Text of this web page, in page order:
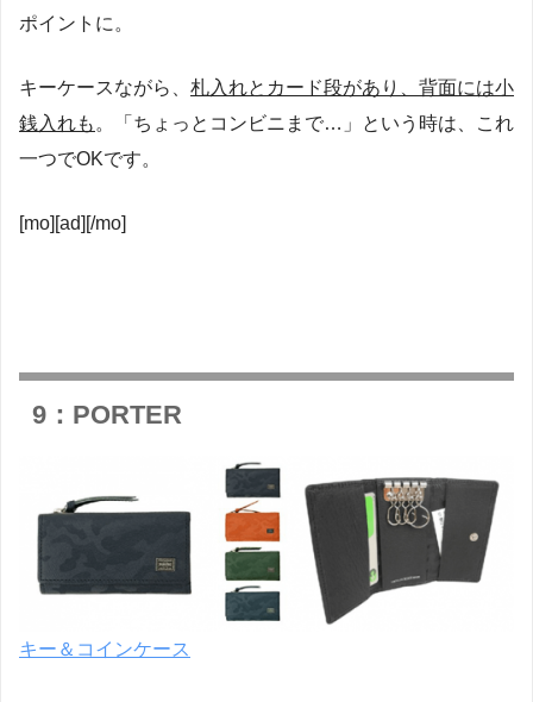
ポイントに。
キーケースながら、 札入れとカード段があり、背面には小
銭入れも 。「ちょっとコンビニまで…」という時は、これ
一つでOKです。
[mo][ad][/mo]
9：PORTER
キー＆コインケース